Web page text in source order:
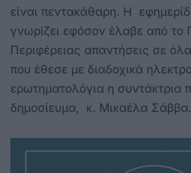
είναι πεντακάθαρη. Η
γνωρίζει εφόσον έλαβε από το
Περιφέρειας απαντήσεις σε
που έθεσε με διαδοχικά
ερωτηματολόγια η συντάκτρια
δημοσίευμα, κ. Μικαέλα Σάββα.